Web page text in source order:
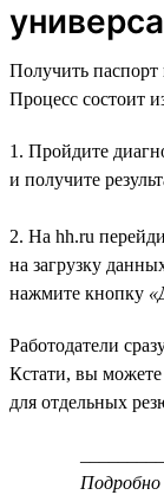
Получить
Процесс состоит
1. Пройдите
и получите
2. На hh.ru
на загрузку
нажмите кнопку
Работодатели
Кстати, вы можете
для отдельных